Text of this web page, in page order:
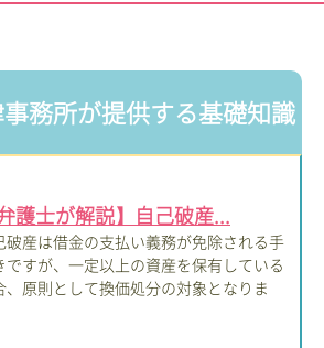
務所が提供する基礎知識
弁護士が解説】自己破産...
破産は借金の支払い義務が免除される手
ですが、一定以上の資産を保有している
、原則として換価処分の対象となりま